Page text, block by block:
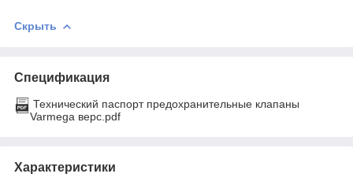
Скрыть
Спецификация
Технический паспорт предохранительные клапаны
Varmega верс.pdf
Характеристики